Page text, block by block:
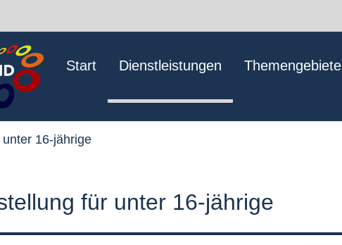
Start Dienstleistungen Themengebiete
16-jährige
für unter 16-jährige